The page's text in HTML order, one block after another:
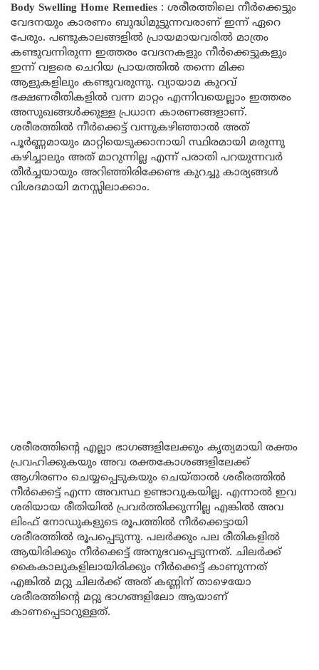
Body Swelling Home Remedies : ശരീരത്തിലെ നീർക്കെട്ടും
വേദനയും കാരണം ബുദ്ധിമുട്ടുന്നവരാണ് ഇന്ന് ഏറെ
പേരും. പണ്ടുകാലങ്ങളിൽ പ്രായമായവരിൽ മാത്രം
കണ്ടുവന്നിരുന്ന ഇത്തരം വേദനകളും നീർക്കെട്ടുകളും
ഇന്ന് വളരെ ചെറിയ പ്രായത്തിൽ തന്നെ മിക്ക
ആളുകളിലും കണ്ടുവരുന്നു. വ്യായാമ കുറവ്
ഭക്ഷണരീതികളിൽ വന്ന മാറ്റം എന്നിവയെല്ലാം ഇത്തരം
അസുഖങ്ങൾക്കുള്ള പ്രധാന കാരണങ്ങളാണ്.
ശരീരത്തിൽ നീർക്കെട്ട് വന്നുകഴിഞ്ഞാൽ അത്
പൂർണ്ണമായും മാറ്റിയെടുക്കാനായി സ്ഥിരമായി മരുന്നു
കഴിച്ചാലും അത് മാറുന്നില്ല എന്ന് പരാതി പറയുന്നവർ
തീർച്ചയായും അറിഞ്ഞിരിക്കേണ്ട കുറച്ചു കാര്യങ്ങൾ
വിശദമായി മനസ്സിലാക്കാം.
ശരീരത്തിന്റെ എല്ലാ ഭാഗങ്ങളിലേക്കും കൃത്യമായി രക്തം
പ്രവഹിക്കുകയും അവ രക്തകോശങ്ങളിലേക്ക്
ആഗിരണം ചെയ്യപ്പെടുകയും ചെയ്താൽ ശരീരത്തിൽ
നീർക്കെട്ട് എന്ന അവസ്ഥ ഉണ്ടാവുകയില്ല. എന്നാൽ ഇവ
ശരിയായ രീതിയിൽ പ്രവർത്തിക്കുന്നില്ല എങ്കിൽ അവ
ലിംഫ് നോഡുകളുടെ രൂപത്തിൽ നീർക്കെട്ടായി
ശരീരത്തിൽ രൂപപ്പെടുന്നു. പലർക്കും പല രീതികളിൽ
ആയിരിക്കും നീർക്കെട്ട് അനുഭവപ്പെടുന്നത്. ചിലർക്ക്
കൈകാലുകളിലായിരിക്കും നീർക്കെട്ട് കാണുന്നത്
എങ്കിൽ മറ്റു ചിലർക്ക് അത് കണ്ണിന് താഴെയോ
ശരീരത്തിന്റെ മറ്റു ഭാഗങ്ങളിലോ ആയാണ്
കാണപ്പെടാറുള്ളത്.